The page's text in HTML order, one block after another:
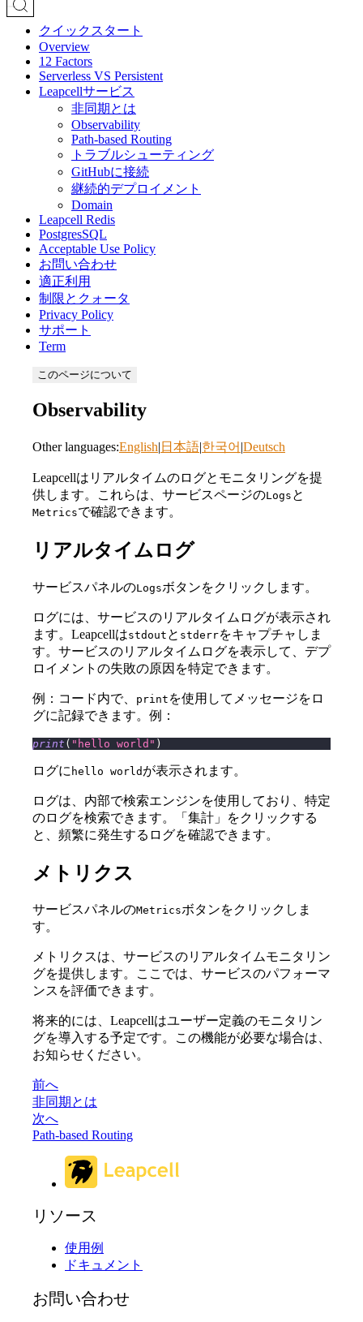
クイックスタート
Overview
12 Factors
Serverless VS Persistent
Leapcellサービス
非同期とは
Observability
Path-based Routing
トラブルシューティング
GitHubに接続
継続的デプロイメント
Domain
Leapcell Redis
PostgresSQL
Acceptable Use Policy
お問い合わせ
適正利用
制限とクォータ
Privacy Policy
サポート
Term
このページについて
Observability
Other languages:English| 日本語|한국어 |Deutsch
Leapcellはリアルタイムのログとモニタリングを提
供します。これらは、サービスページのLogs と
Metricsで確認できます。
リアルタイムログ
サービスパネルのLogsボタンをクリックします。
ログには、サービスのリアルタイムログが表示され
ます。Leapcellはstdout と stderrをキャプチャしま
す。サービスのリアルタイムログを表示して、デプ
ロイメントの失敗の原因を特定できます。
例：コード内で、 print を使用してメッセージをロ
グに記録できます。例：
print ( "hello world" )
ログに hello world が表示されます。
ログは、内部で検索エンジンを使用しており、特定
のログを検索できます。「集計」をクリックする
と、頻繁に発生するログを確認できます。
メトリクス
サービスパネルのMetricsボタンをクリックしま
す。
メトリクスは、サービスのリアルタイムモニタリン
グを提供します。ここでは、サービスのパフォーマ
ンスを評価できます。
将来的には、Leapcellはユーザー定義のモニタリン
グを導入する予定です。この機能が必要な場合は、
お知らせください。
前へ
非同期とは
次へ
Path-based Routing
リソース
使用例
ドキュメント
お問い合わせ